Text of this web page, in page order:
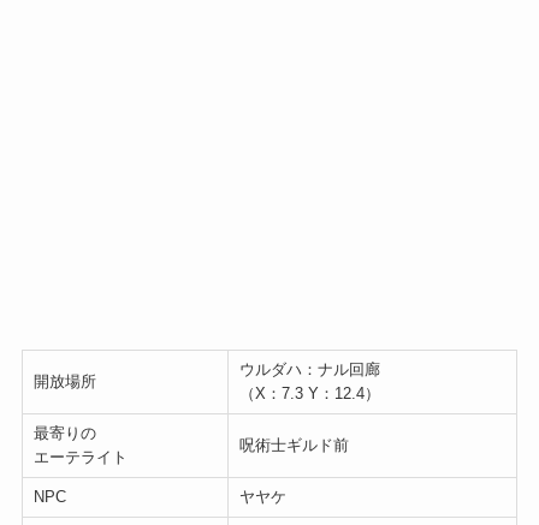
開放場所
ウルダハ：ナル回廊
（X：7.3 Y：12.4）
最寄りの
エーテライト
呪術士ギルド前
NPC ヤヤケ